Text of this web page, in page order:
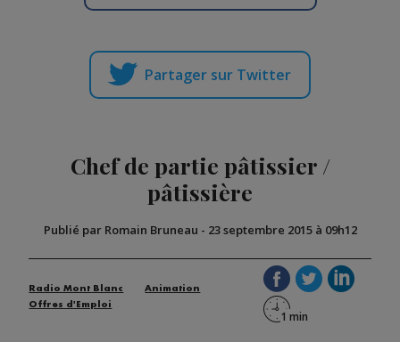
Partager sur Twitter
Chef de partie pâtissier /
pâtissière
Publié par Romain Bruneau - 23 septembre 2015 à 09h12
Radio Mont Blanc
Animation
Offres d'Emploi